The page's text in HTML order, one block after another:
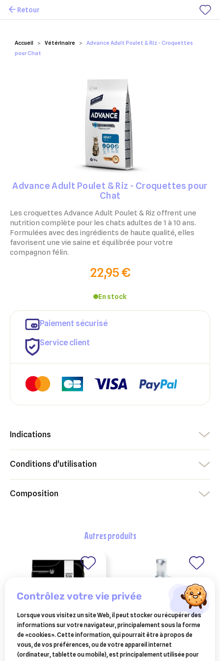
Mes favoris
Accueil Vétérinaire
Advance Adult Poulet & Riz - Croquettes
pour Chat
Retour
Advance Adult Poulet & Riz - Croquettes pour
Chat
Les croquettes Advance Adult Poulet & Riz offrent une
nutrition complète pour les chats adultes de 1 à 10 ans.
Formulées avec des ingrédients de haute qualité, elles
favorisent une vie saine et équilibrée pour votre
compagnon félin.
22,95 €
En stock
Paiement sécurisé
Service client
Indications
Conditions d'utilisation
Composition
autres produits
PURINA
purina pro plan
equistro betamag
forte 1l
Ajouter à ma liste d'envies
Créer une nouvelle liste
Créer une liste d'envies
Connexion
Vous devez être connecté pour ajouter des produits à votre
contrôlez votre vie privée
Lorsque vous visitez un site Web, il peut stocker ou récupérer des
informations sur votre navigateur, principalement sous la forme
de «cookies». Cette information, qui pourrait être à propos de
vous, de vos préférences, ou de votre appareil internet
(ordinateur, tablette ou mobile), est principalement utilisée pour